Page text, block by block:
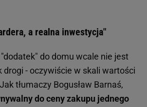
a realna inwestycja"
do domu wcale nie jest
drogi - oczywiście w skali wartości
tłumaczy Bogusław Barnaś,
do ceny zakupu jednego